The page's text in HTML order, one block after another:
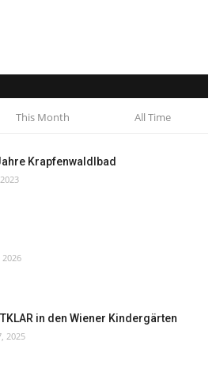
This Month All Time
Krapfenwaldlbad
2026
in den Wiener Kindergärten
2025